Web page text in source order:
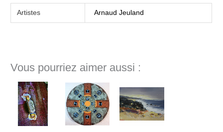
Artistes Arnaud Jeuland
Vous pourriez aimer aussi :